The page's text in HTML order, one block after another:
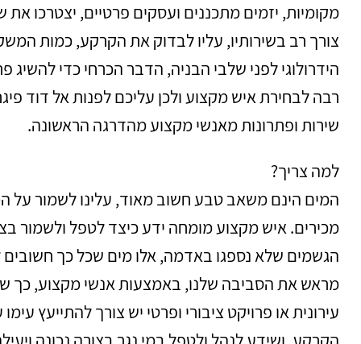
מקומיות, יזמים מתכננים ועסקים פרטיים, יצטרכו
צורך רב בשירותיו, עליו לבדוק את הקרקע, כמות
הידרולוגי לפני שלבי הבניה, הדבר הכרחי כדי להשיג
רבה לבחירת איש מקצוע ולכן עליכם לפנות אל דוד
שירות ופתרונות מאנשי מקצוע מהדרגה הראשונה.
למה צריך?
המים הינם משאב טבע חשוב מאוד, עלינו לשמור על
מכירים. איש מקצוע מומחה ידע כיצד לטפל ולשמור
הגשמים שלא נספגו באדמה, אלו מים שכל כך חשובים
מראש את הסביבה שלנו, באמצעות אנשי מקצוע, כך
עירונית או פרויקט ציבורי ופרטי יש צורך להתייעץ